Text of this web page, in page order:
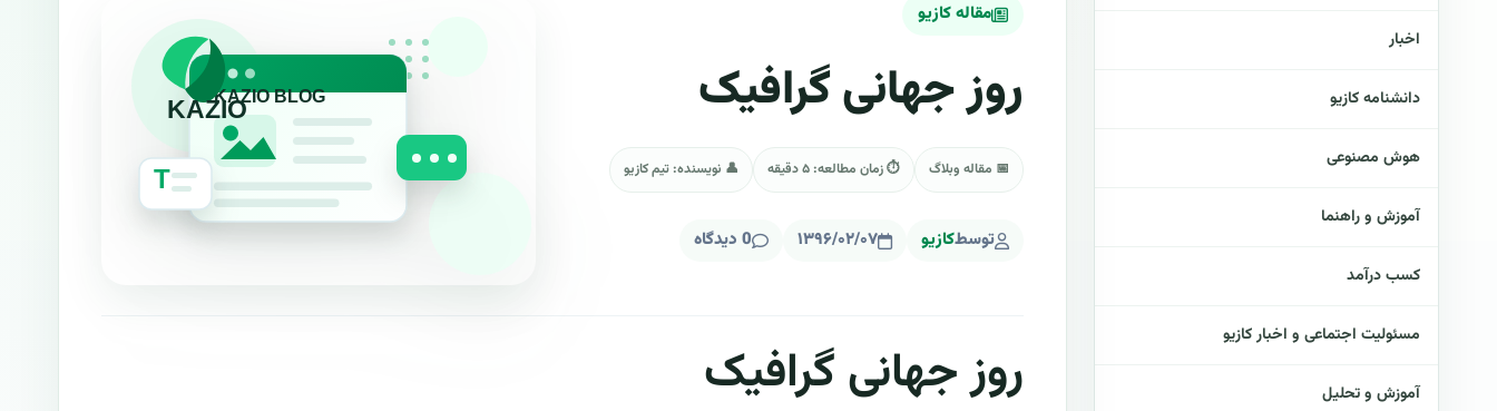
اخبار
دانشنامه کازیو
هوش مصنوعی
آموزش و راهنما
کسب درآمد
مسئولیت اجتماعی و اخبار کازیو
آموزش و تحلیل
مقاله کازیو
روز جهانی گرافیک
📅 مقاله وبلاگ ⏱ زمان مطالعه: ۵ دقیقه 👤 نویسنده: تیم کازیو
توسطکازیو ۱۳۹۶/۰۲/۰۷ 0 دیدگاه
روز جهانی گرافیک